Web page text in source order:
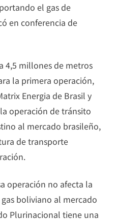
el gas de
en conferencia de
4,5 millones de metros
la primera operación,
Energia de Brasil y
operación de tránsito
al mercado brasileño,
de transporte
operación no afecta la
boliviano al mercado
Plurinacional tiene una